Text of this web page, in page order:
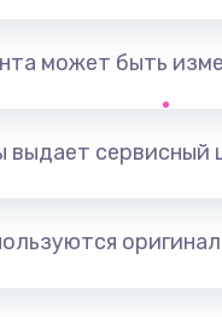
может быть
выдает сервисный